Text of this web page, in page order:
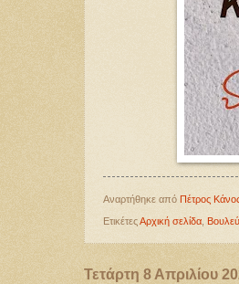
Αναρτήθηκε από Πέτρος
ΕτικέτεςΑρχική σελίδα
Τετάρτη 8 Απριλίου